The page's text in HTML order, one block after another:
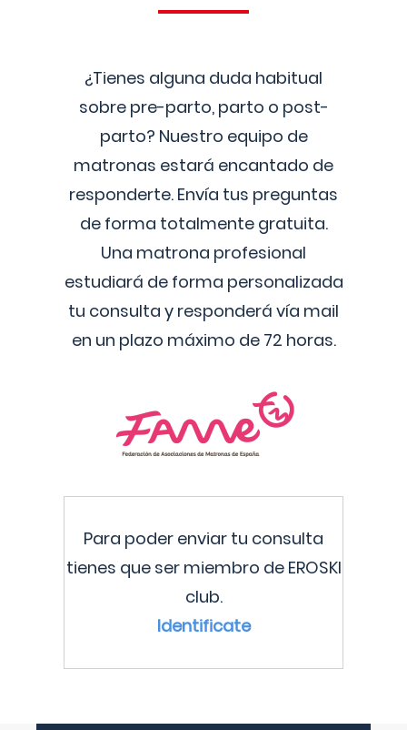
¿Tienes alguna duda habitual
sobre pre-parto, parto o post-
parto? Nuestro equipo de
matronas estará encantado de
responderte. Envía tus preguntas
de forma totalmente gratuita.
Una matrona profesional
estudiará de forma personalizada
tu consulta y responderá vía mail
en un plazo máximo de 72 horas.
Para poder enviar tu consulta
tienes que ser miembro de EROSKI
club.
Identificate